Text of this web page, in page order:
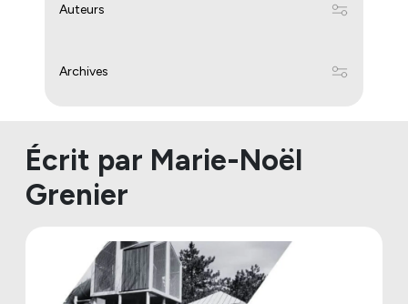
Auteurs
Archives
Écrit par Marie-Noël
Grenier